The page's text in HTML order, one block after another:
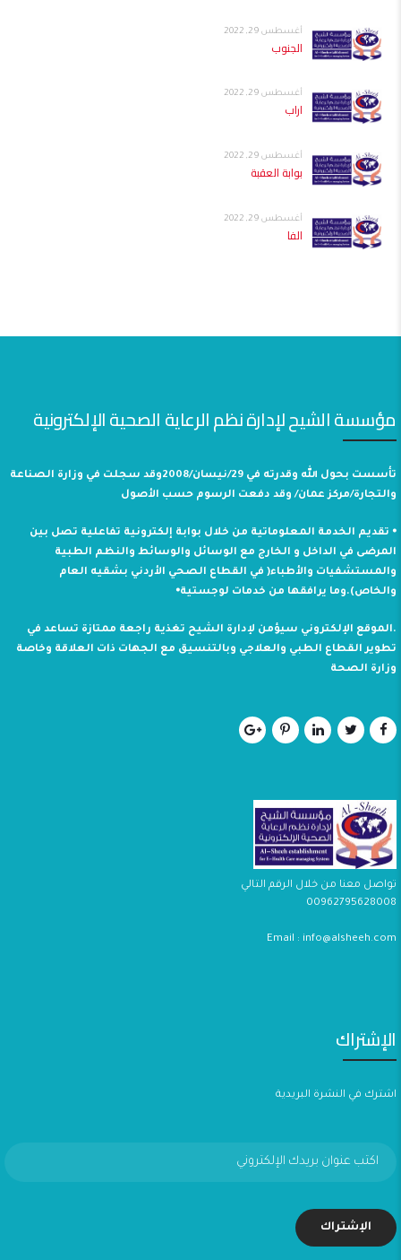
أغسطس 29, 2022
الجنوب
أغسطس 29, 2022
اراب
أغسطس 29, 2022
بوابة العقبة
أغسطس 29, 2022
الفا
مؤسسة الشيح لإدارة نظم الرعاية الصحية الإلكترونية
تأسست بحول الله وقدرته في 29/نيسان/2008وقد سجلت في وزارة الصناعة
والتجارة/مركز عمان/ وقد دفعت الرسوم حسب الأصول
⦁ تقديم الخدمة المعلوماتية من خلال بوابة إلكترونية تفاعلية تصل بين
المرضى في الداخل و الخارج مع الوسائل والوسائط والنظم الطبية
والمستشفيات والأطباء( في القطاع الصحي الأردني بشقيه العام
والخاص).وما يرافقها من خدمات لوجستية⦁
.الموقع الإلكتروني سيؤمن لإدارة الشيح تغذية راجعة ممتازة تساعد في
تطوير القطاع الطبي والعلاجي وبالتنسيق مع الجهات ذات العلاقة وخاصة
وزارة الصحة
تواصل معنا من خلال الرقم التالي
00962795628008
Email : info@alsheeh.com
الإشتراك
اشترك في النشرة البريدية